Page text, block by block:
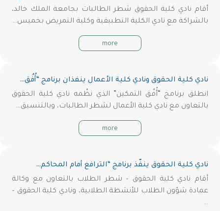
أقام نادي كلية الحقوق شطر الطالبات بجامعة الملك خالد،
بالشراكة مع نادي الكلية التطبيقية وكلية التمريض بخميس…
more
نادي كلية الحقوق ونادي كلية الأعمال ينفذان برنامج “أُفُق…
انطلق برنامج “أُفُق التمكين” الذي نظّمه نادي كلية الحقوق
بالتعاون مع نادي كلية الأعمال لشطر الطالبات، وبالتنسيق…
more
نادي كلية الحقوق ينفّذ برنامج “الترافع أمام المحاكم…
أقام نادي كلية الحقوق – شطر الطلاب بالتعاون مع وكالة
عمادة شؤون الطلاب للأنشطة الطلابية، ونادي كلية الحقوق –
…